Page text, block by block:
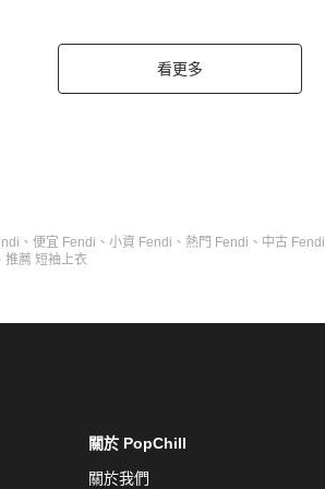
看更多
、 便宜 Fendi 、 小資 Fendi 、 熱門 Fendi 、 中古 Fendi
推薦 短袖上衣
關於 PopChill
關於我們